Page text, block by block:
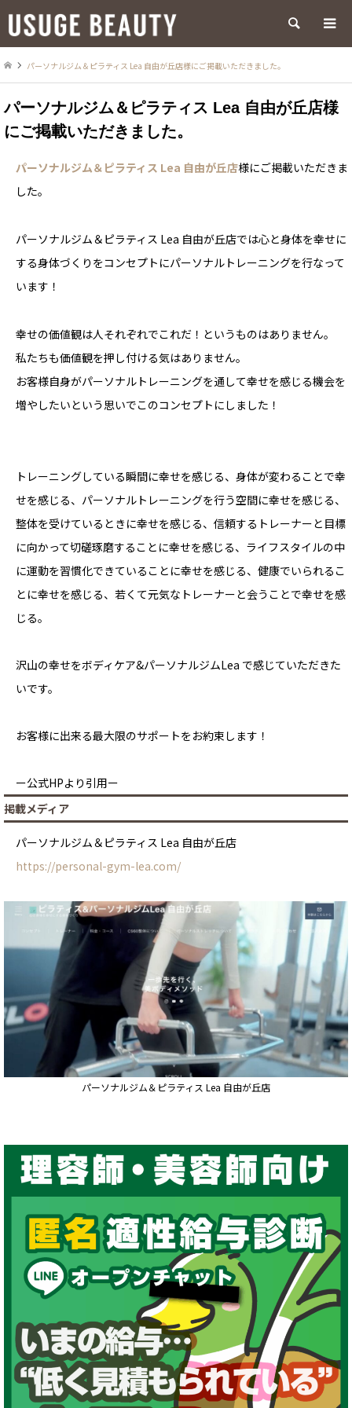
検索
パーソナルジム＆ピラティス Lea 自由が丘店様にご掲載いただきました。
パーソナルジム＆ピラティス Lea 自由が丘店様
にご掲載いただきました。
パーソナルジム＆ピラティス Lea 自由が丘店様にご掲載いただきま
した。
パーソナルジム＆ピラティス Lea 自由が丘店では心と身体を幸せに
する身体づくりをコンセプトにパーソナルトレーニングを行なって
います！
幸せの価値観は人それぞれでこれだ！というものはありません。
私たちも価値観を押し付ける気はありません。
お客様自身がパーソナルトレーニングを通して幸せを感じる機会を
増やしたいという思いでこのコンセプトにしました！
トレーニングしている瞬間に幸せを感じる、身体が変わることで幸
せを感じる、パーソナルトレーニングを行う空間に幸せを感じる、
整体を受けているときに幸せを感じる、信頼するトレーナーと目標
に向かって切磋琢磨することに幸せを感じる、ライフスタイルの中
に運動を習慣化できていることに幸せを感じる、健康でいられるこ
とに幸せを感じる、若くて元気なトレーナーと会うことで幸せを感
じる。
沢山の幸せをボディケア&パーソナルジムLea で感じていただきた
いです。
お客様に出来る最大限のサポートをお約束します！
ー公式HPより引用ー
掲載メディア
パーソナルジム＆ピラティス Lea 自由が丘店
https://personal-gym-lea.com/
パーソナルジム＆ピラティス Lea 自由が丘店